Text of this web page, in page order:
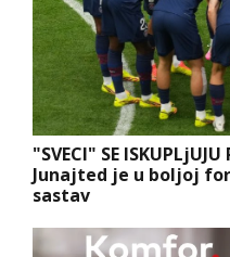
"SVECI" SE
Junajted je u boljoj
sastav